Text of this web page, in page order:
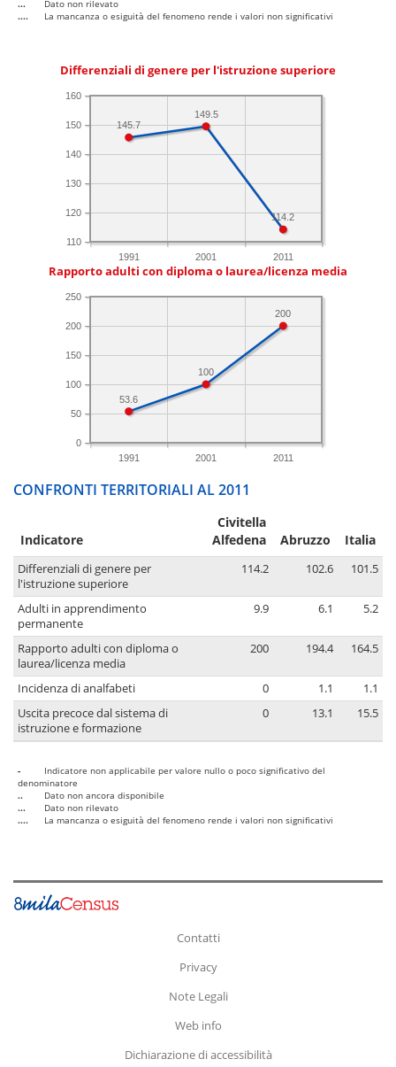
...
Dato non rilevato
....
La mancanza o esiguità del fenomeno rende i valori non significativi
Differenziali di genere per l'istruzione superiore
1991 2001 2011
110
120
130
140
150
160
114.2
149.5
145.7
Rapporto adulti con diploma o laurea/licenza media
1991 2001 2011
0
50
100
150
200
250
200
100
53.6
CONFRONTI TERRITORIALI AL 2011
Indicatore
Civitella
Alfedena
Abruzzo Italia
Differenziali di genere per
l'istruzione superiore
114.2 102.6 101.5
Adulti in apprendimento
permanente
9.9 6.1 5.2
Rapporto adulti con diploma o
laurea/licenza media
200 194.4 164.5
Incidenza di analfabeti 0 1.1
1.1
Uscita precoce dal sistema di
istruzione e formazione
0 13.1 15.5
-
Indicatore non applicabile per valore nullo o poco significativo del
denominatore
..
Dato non ancora disponibile
...
Dato non rilevato
....
La mancanza o esiguità del fenomeno rende i valori non significativi
Contatti
Privacy
Note Legali
Web info
Dichiarazione di accessibilità